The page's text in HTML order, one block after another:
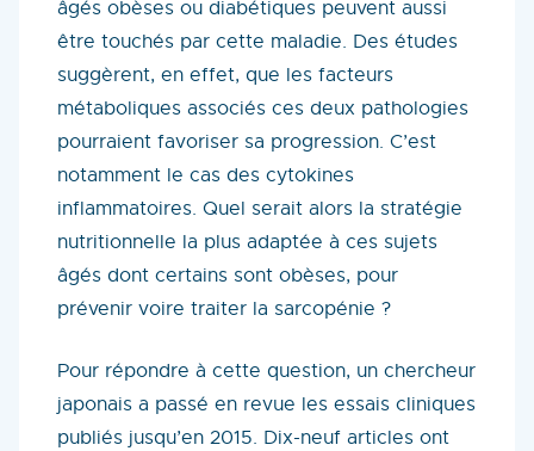
âgés obèses ou diabétiques peuvent aussi
être touchés par cette maladie. Des études
suggèrent, en effet, que les facteurs
métaboliques associés ces deux pathologies
pourraient favoriser sa progression. C’est
notamment le cas des cytokines
inflammatoires. Quel serait alors la stratégie
nutritionnelle la plus adaptée à ces sujets
âgés dont certains sont obèses, pour
prévenir voire traiter la sarcopénie ?
Pour répondre à cette question, un chercheur
japonais a passé en revue les essais cliniques
publiés jusqu’en 2015. Dix-neuf articles ont